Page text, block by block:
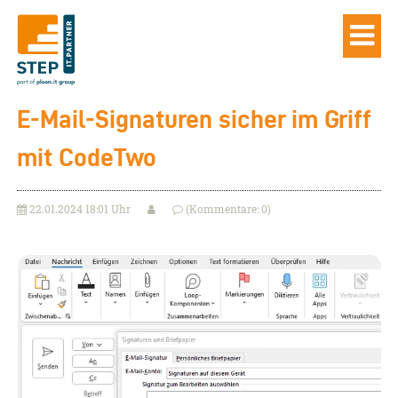
E-Mail-Signaturen sicher im Griff
mit CodeTwo
22.01.2024 18:01 Uhr (Kommentare: 0)